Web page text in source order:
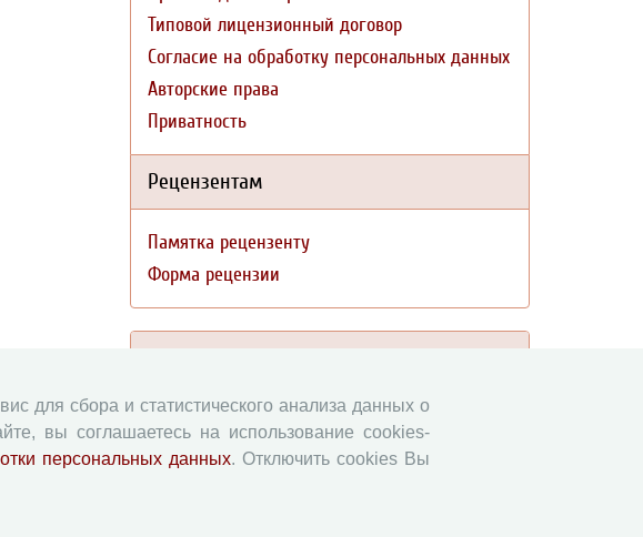
Типовой лицензионный договор
Согласие на обработку персональных данных
Авторские права
Приватность
Рецензентам
Памятка рецензенту
Форма рецензии
Экономические и социальные перемены
Проблемы развития территории
для сбора и статистического анализа данных о
вы соглашаетесь на использование cookies-
персональных данных. Отключить cookies Вы